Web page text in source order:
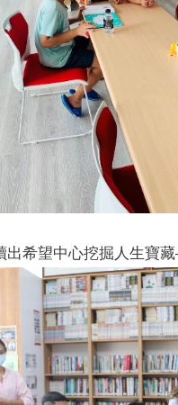
希望中心挖掘人生寶